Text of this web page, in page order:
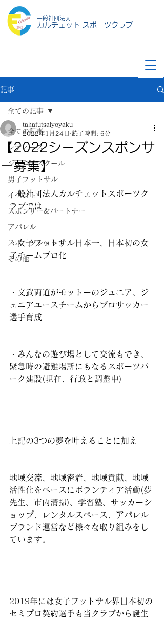
一般社団法人
カルチェット スポーツクラブ
記事
全ての記事
レディース
ジュニアスクール
男子フットサル
イベント
スポンサー&パートナー
アパレル
スポーツショップ
その他
全ての記事
【2022シーズンスポンサ
ー募集】
takafutsalyoyaku
2022年1月24日 読了時間: 6分
一般社団法人カルチェットスポーツク
ラブでは
・女子フットサル日本一、日本初の女
子チームプロ化
・文武両道がモットーのジュニア、ジ
ュニアユースチームからプロサッカー
選手育成
・みんなの遊び場として交流もでき、
緊急時の避難場所にもなるスポーツパ
ーク建設(現在、行政と調整中)
上記の3つの夢を叶えることに加え
地域交流、地域密着、地域貢献、地域
活性化をベースにボランティア活動(夢
先生、市内清掃)、学習塾、サッカーシ
ョップ、レンタルスペース、アパレル
ブランド運営など様々な取り組みをし
ています。
2019年には女子フットサル界日本初の
セミプロ契約選手も当クラブから誕生